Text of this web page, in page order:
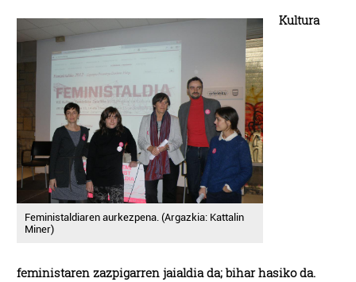
Feministaldiaren aurkezpena. (Argazkia: Kattalin
Miner)
Kultura
feministaren zazpigarren jaialdia da; bihar hasiko da.